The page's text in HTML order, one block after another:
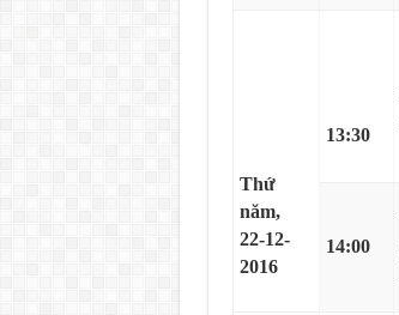
Thứ
năm,
22-12-
2016
13:30
14:00